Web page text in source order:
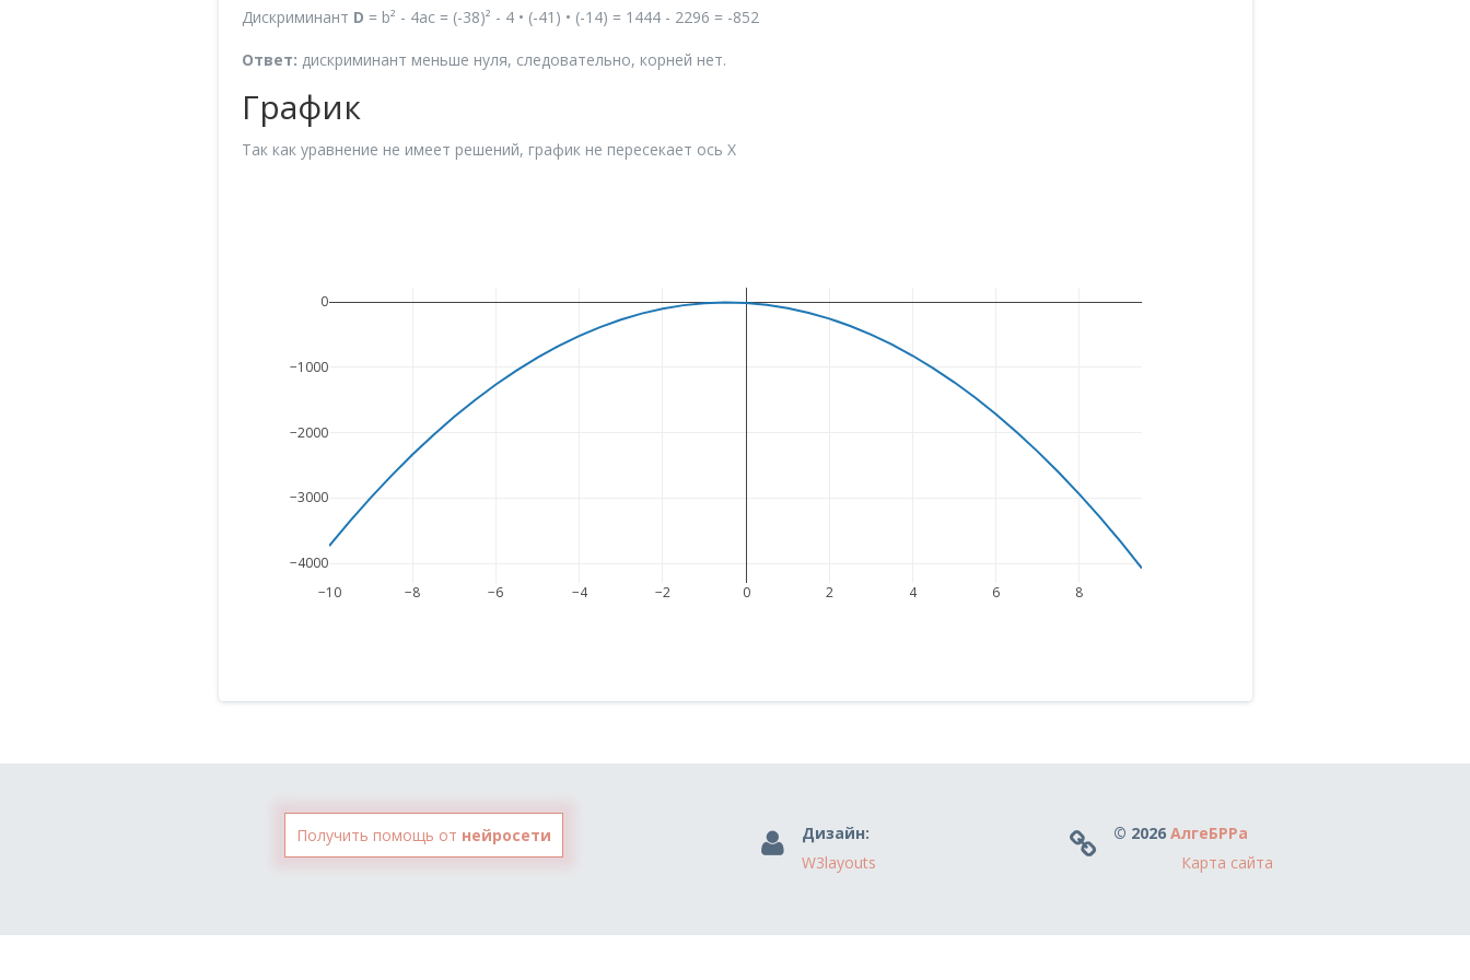
Дискриминант D = b² - 4ac = (-38)² - 4 • (-41) • (-14) = 1444 - 2296 = -852
Ответ: дискриминант меньше нуля, следовательно, корней нет.
График
Так как уравнение не имеет решений, график не пересекает ось X
−10 −8 −6 −4 −2 0 2 4 6 8
−4000
−3000
−2000
−1000
0
Получить помощь от нейросети
Дизайн:
W3layouts
© 2026 АлгеБРРа
Карта сайта